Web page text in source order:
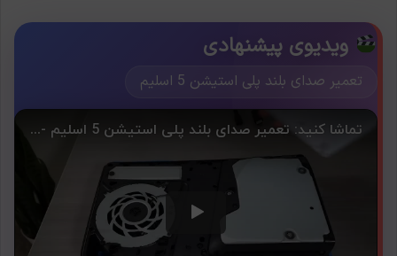
ویدیوی پیشنهادی
تعمیر صدای بلند پلی استیشن 5 اسلیم